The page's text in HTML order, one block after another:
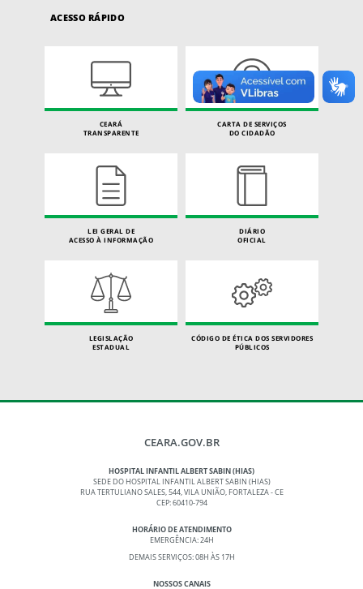
ACESSO RÁPIDO
CEARÁ
TRANSPARENTE
CARTA DE SERVIÇOS
DO CIDADÃO
LEI GERAL DE
ACESSO À INFORMAÇÃO
DIÁRIO
OFICIAL
LEGISLAÇÃO
ESTADUAL
CÓDIGO DE ÉTICA DOS SERVIDORES
PÚBLICOS
CEARA.GOV.BR
HOSPITAL INFANTIL ALBERT SABIN (HIAS)
SEDE DO HOSPITAL INFANTIL ALBERT SABIN (HIAS)
RUA TERTULIANO SALES, 544, VILA UNIÃO, FORTALEZA - CE
CEP: 60410-794
HORÁRIO DE ATENDIMENTO
EMERGÊNCIA: 24H
DEMAIS SERVIÇOS: 08H ÀS 17H
NOSSOS CANAIS